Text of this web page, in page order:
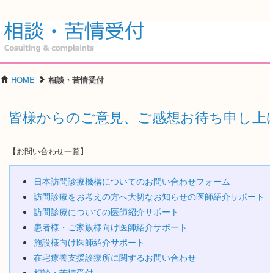
相談・苦情受付
HOME 相談・苦情受付
皆様からのご意見、ご感想お待ち申し
【お問い合わせ一覧】
日本訪問診療機構についてのお問い合わせフォーム
訪問診療をお考えの方へ大切なお知らせの医師紹介サポート
訪問診療についての医師紹介サポート
患者様・ご家族様向け医師紹介サポート
施設様向け医師紹介サポート
在宅療養支援診療所に関するお問い合わせ